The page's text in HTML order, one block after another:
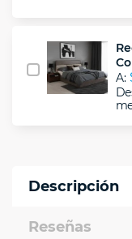
A:
Descripción
Reseñas